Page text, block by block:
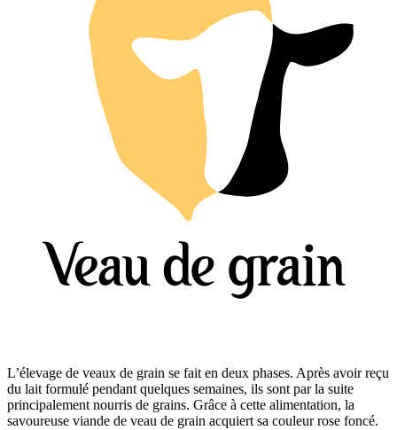
L’élevage de veaux de grain se fait en deux phases. Après avoir reçu
du lait formulé pendant quelques semaines, ils sont par la suite
principalement nourris de grains. Grâce à cette alimentation, la
savoureuse viande de veau de grain acquiert sa couleur rose foncé.